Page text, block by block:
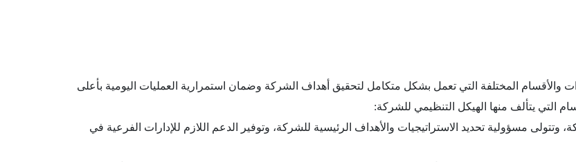
والأقسام المختلفة التي تعمل بشكل متكامل لتحقيق أهداف الشركة وضمان استمرارية العمليات اليومية بأعلى
التي يتألف منها الهيكل التنظيمي للشركة:
وتتولى مسؤولية تحديد الاستراتيجيات والأهداف الرئيسية للشركة، وتوفير الدعم اللازم للإدارات الفرعية في